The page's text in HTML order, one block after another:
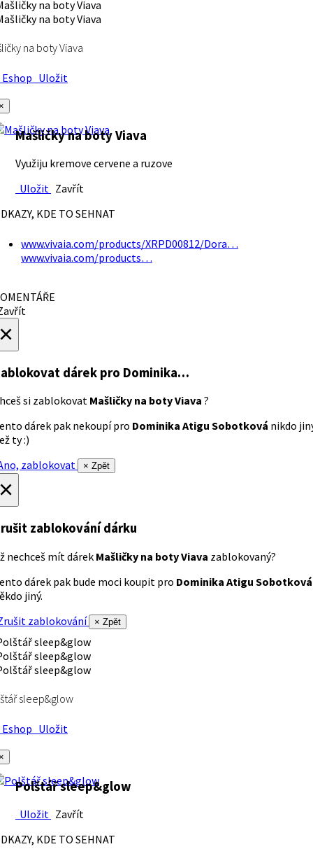
na boty Viava
Uložit
Mašličky na boty Viava
Využiju kremove cervene a ruzove
Uložit Zavřít
KDE TO SEHNAT
www.vivaia.com/products/XRPD00812/Dora…
www.vivaia.com/products…
dárek pro Dominika…
si zablokovat Mašličky na boty Viava ?
dárek pak nekoupí pro Dominika Atigu Sobotková nikdo
ty :)
zablokovat
× Zpět
zablokování dárku
nechceš mít dárek Mašličky na boty Viava zablokovaný?
dárek pak bude moci koupit pro Dominika Atigu Sobotková
jiný.
zablokování
× Zpět
sleep&glow
Uložit
Polštář sleep&glow
Uložit Zavřít
KDE TO SEHNAT